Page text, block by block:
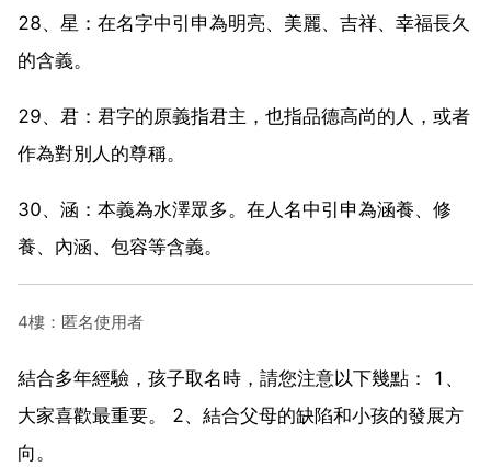
28、星：在名字中引申為明亮、美麗、吉祥、幸福長久
的含義。
29、君：君字的原義指君主，也指品德高尚的人，或者
作為對別人的尊稱。
30、涵：本義為水澤眾多。在人名中引申為涵養、修
養、內涵、包容等含義。
4樓：匿名使用者
結合多年經驗，孩子取名時，請您注意以下幾點： 1、
大家喜歡最重要。 2、結合父母的缺陷和小孩的發展方
向。